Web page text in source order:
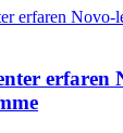
erfaren